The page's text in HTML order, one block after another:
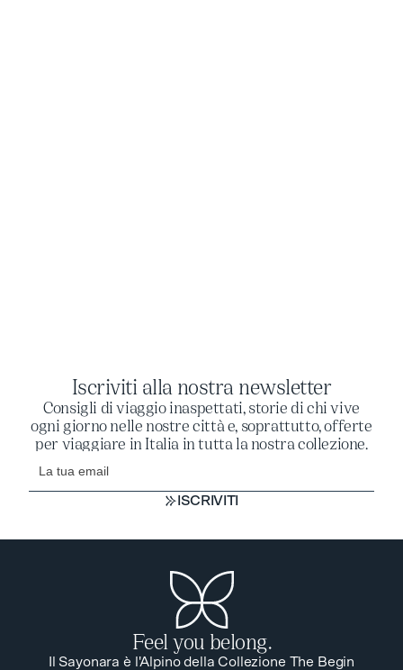
Iscriviti alla nostra newsletter
Consigli di viaggio inaspettati, storie di chi vive
ogni giorno nelle nostre città e, soprattutto, offerte
per viaggiare in Italia in tutta la nostra collezione.
ISCRIVITI
Feel you belong.
Il Sayonara è l'Alpino della Collezione The Begin